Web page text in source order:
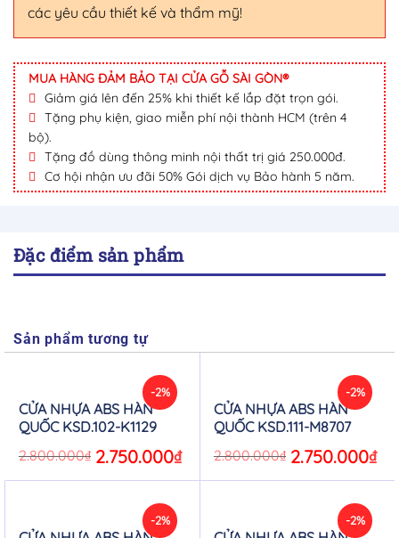
các yêu cầu thiết kế và thẩm mỹ!
MUA HÀNG ĐẢM BẢO TẠI CỬA GỖ SÀI GÒN®
Giảm giá lên đến 25% khi thiết kế lắp đặt trọn gói.
Tặng phụ kiện, giao miễn phí nội thành HCM (trên 4
bộ).
Tặng đồ dùng thông minh nội thất trị giá 250.000đ.
Cơ hội nhận ưu đãi 50% Gói dịch vụ Bảo hành 5 năm.
Đặc điểm sản phẩm
Sản phẩm tương tự
-2%
CỬA NHỰA ABS HÀN
QUỐC KSD.102-K1129
2.800.000₫ Original
price
2.750.000₫Current
price
-2%
CỬA NHỰA ABS HÀN
QUỐC KSD.111-M8707
2.800.000₫ Original
price
2.750.000₫
-2% -2%